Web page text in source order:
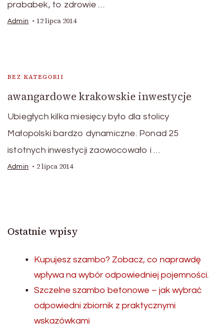
prababek, to zdrowie …
Admin 12 lipca 2014
BEZ KATEGORII
awangardowe krakowskie inwestycje
Ubiegłych kilka miesięcy było dla stolicy
Małopolski bardzo dynamiczne. Ponad 25
istotnych inwestycji zaowocowało i …
Admin 2 lipca 2014
Ostatnie wpisy
Kupujesz szambo? Zobacz, co naprawdę
wpływa na wybór odpowiedniej pojemności.
Szczelne szambo betonowe – jak wybrać
odpowiedni zbiornik z praktycznymi
wskazówkami